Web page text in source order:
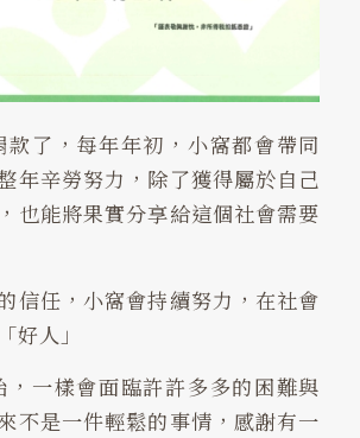
了，每年年初，小窩都會帶同
年辛勞努力，除了獲得屬於自己
也能將果實分享給這個社會需要
信任，小窩會持續努力，在社會
好人」
一樣會面臨許許多多的困難與
不是一件輕鬆的事情，感謝有一